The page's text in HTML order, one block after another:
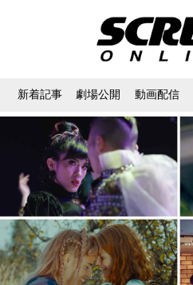
新着記事 劇場公開 動画配信